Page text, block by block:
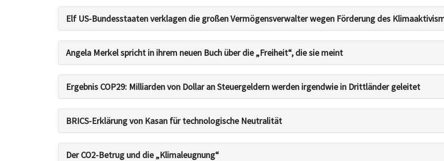
Elf US-Bundesstaaten verklagen die großen Vermögensverwalter wegen Förderung des
Angela Merkel spricht in ihrem neuen Buch über die „Freiheit“, die sie meint
Ergebnis COP29: Milliarden von Dollar an Steuergeldern werden irgendwie in Drittländer geleitet
BRICS-Erklärung von Kasan für technologische Neutralität
Der CO2-Betrug und die „Klimaleugnung“